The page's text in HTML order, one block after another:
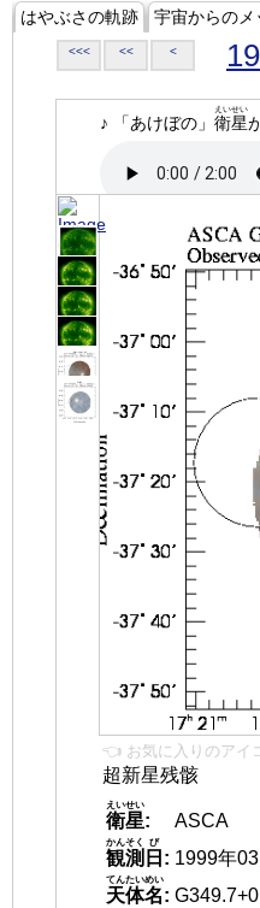
はやぶさの軌跡 宇宙からのメ
<<< << <
♪ 「あけぼの」 衛星
えいせい
👈 お気に入りのアイ
超新星残骸
衛星
えいせい
:
ASCA
観測
かんそく
日
び
: 1999年
天体名
てんたいめい
: